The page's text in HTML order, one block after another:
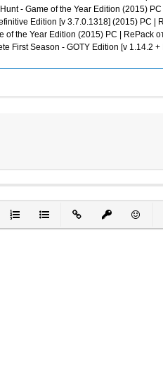
- Game of the Year Edition (2015)
Edition [v 3.7.0.1318] (2015) PC |
of the Year Edition (2015) PC | RePack
First Season - GOTY Edition [v 1.14.2
Нумерованный список
Маркированный список
Вставить ссылку
Вставить